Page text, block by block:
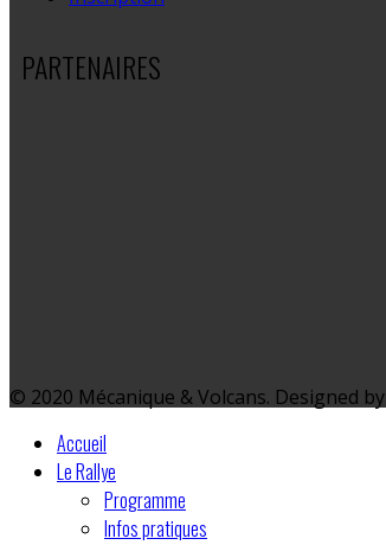
PARTENAIRES
© 2020 Mécanique & Volcans. Designed by
Accueil
Le Rallye
Programme
Infos pratiques